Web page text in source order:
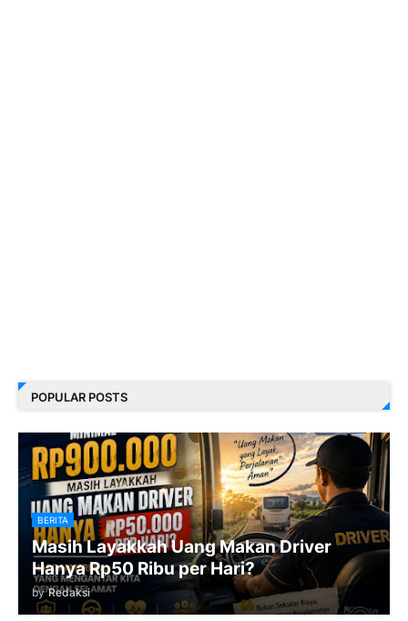
POPULAR POSTS
BERITA
Masih Layakkah Uang Makan Driver
Hanya Rp50 Ribu per Hari?
by Redaksi